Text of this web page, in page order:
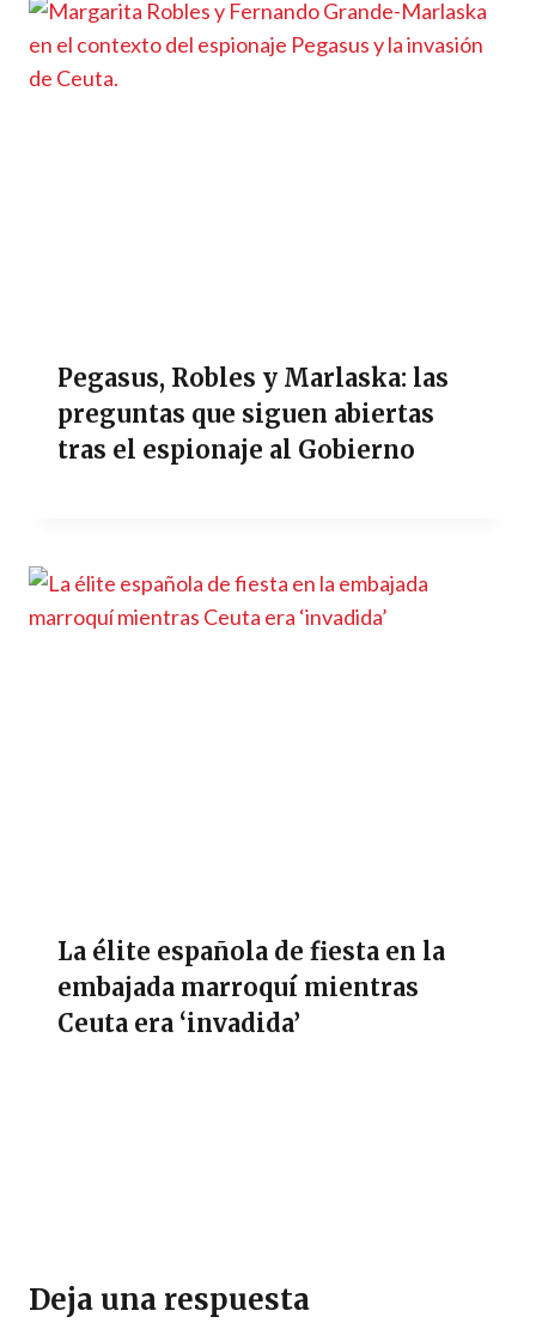
Pegasus, Robles y Marlaska: las
preguntas que siguen abiertas
tras el espionaje al Gobierno
La élite española de fiesta en la
embajada marroquí mientras
Ceuta era ‘invadida’
Deja una respuesta